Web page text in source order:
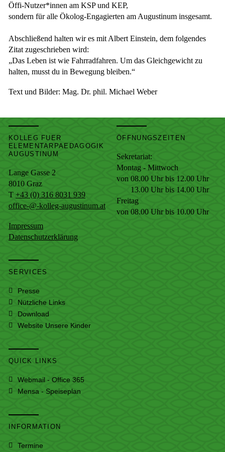
Öffi-Nutzer*innen am KSP und KEP,
sondern für alle Ökolog-Engagierten am Augustinum insgesamt.
Abschließend halten wir es mit Albert Einstein, dem folgendes
Zitat zugeschrieben wird:
„Das Leben ist wie Fahrradfahren. Um das Gleichgewicht zu
halten, musst du in Bewegung bleiben.“
Text und Bilder: Mag. Dr. phil. Michael Weber
KOLLEG FUER
ELEMENTARPAEDAGOGIK
AUGUSTINUM
Lange Gasse 2
8010 Graz
T +43 (0) 316 8031 939
office-@-kolleg-augustinum.at
Impressum
Datenschutzerklärung
ÖFFNUNGSZEITEN
Sekretariat:
Montag - Mittwoch
von 08.00 Uhr bis 12.00 Uhr
13.00 Uhr bis 14.00 Uhr
Freitag
von 08.00 Uhr bis 10.00 Uhr
SERVICES
Presse
Nützliche Links
Download
Website Unsere Kinder
QUICK LINKS
Webmail - Office 365
Mensa - Speiseplan
INFORMATION
Termine